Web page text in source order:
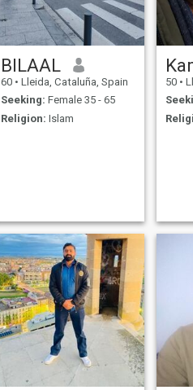
BILAAL
60 • Lleida, Cataluña, Spain
Seeking: Female 35 - 65
Religion: Islam
50 •